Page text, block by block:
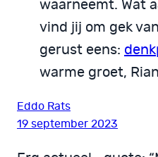
waarneemt. Wat
vind jij om gek
gerust eens:
warme groet,
Eddo Rats
19 september 2023